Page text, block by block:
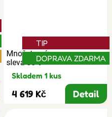
Množstevní
sleva 30%
TIP
DOPRAVA ZDARMA
Skladem 1 kus
4 619 Kč Detail